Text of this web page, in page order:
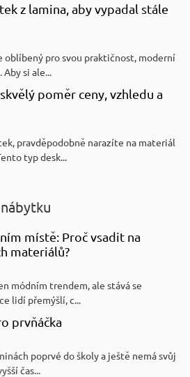
z lamina, aby vypadal stále
oblíbený pro svou praktičnost, moderní
si ale...
poměr ceny, vzhledu a
pravděpodobně narazíte na materiál
typ desk...
místě: Proč vsadit na
materiálů?
módním trendem, ale stává se
lidí přemýšlí, c...
prvňáčka
poprvé do školy a ještě nemá svůj
čas...